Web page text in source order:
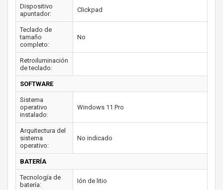
Dispositivo
apuntador:
Clickpad
Teclado de
tamaño
completo:
No
Retroiluminación
de teclado:
SOFTWARE
Sistema
operativo
instalado:
Windows 11 Pro
Arquitectura del
sistema
operativo:
No indicado
BATERÍA
Tecnología de
batería:
Ión de litio